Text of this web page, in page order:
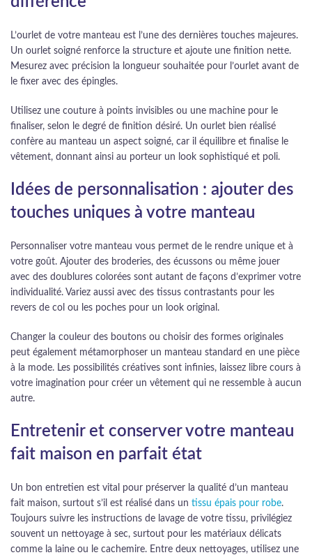
L’ourlet de votre manteau est l’une des dernières touches majeures.
Un ourlet soigné renforce la structure et ajoute une finition nette.
Mesurez avec précision la longueur souhaitée pour l’ourlet avant de
le fixer avec des épingles.
Utilisez une couture à points invisibles ou une machine pour le
finaliser, selon le degré de finition désiré. Un ourlet bien réalisé
confère au manteau un aspect soigné, car il équilibre et finalise le
vêtement, donnant ainsi au porteur un look sophistiqué et poli.
Idées de personnalisation : ajouter des
touches uniques à votre manteau
Personnaliser votre manteau vous permet de le rendre unique et à
votre goût. Ajouter des broderies, des écussons ou même jouer
avec des doublures colorées sont autant de façons d’exprimer votre
individualité. Variez aussi avec des tissus contrastants pour les
revers de col ou les poches pour un look original.
Changer la couleur des boutons ou choisir des formes originales
peut également métamorphoser un manteau standard en une pièce
à la mode. Les possibilités créatives sont infinies, laissez libre cours à
votre imagination pour créer un vêtement qui ne ressemble à aucun
autre.
Entretenir et conserver votre manteau
fait maison en parfait état
Un bon entretien est vital pour préserver la qualité d’un manteau
fait maison, surtout s’il est réalisé dans un tissu épais pour robe.
Toujours suivre les instructions de lavage de votre tissu, privilégiez
souvent un nettoyage à sec, surtout pour les matériaux délicats
comme la laine ou le cachemire. Entre deux nettoyages, utilisez une